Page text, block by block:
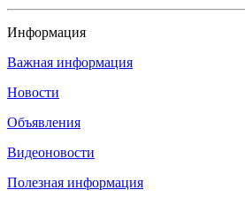
Информация
Важная информация
Новости
Объявления
Видеоновости
Полезная информация